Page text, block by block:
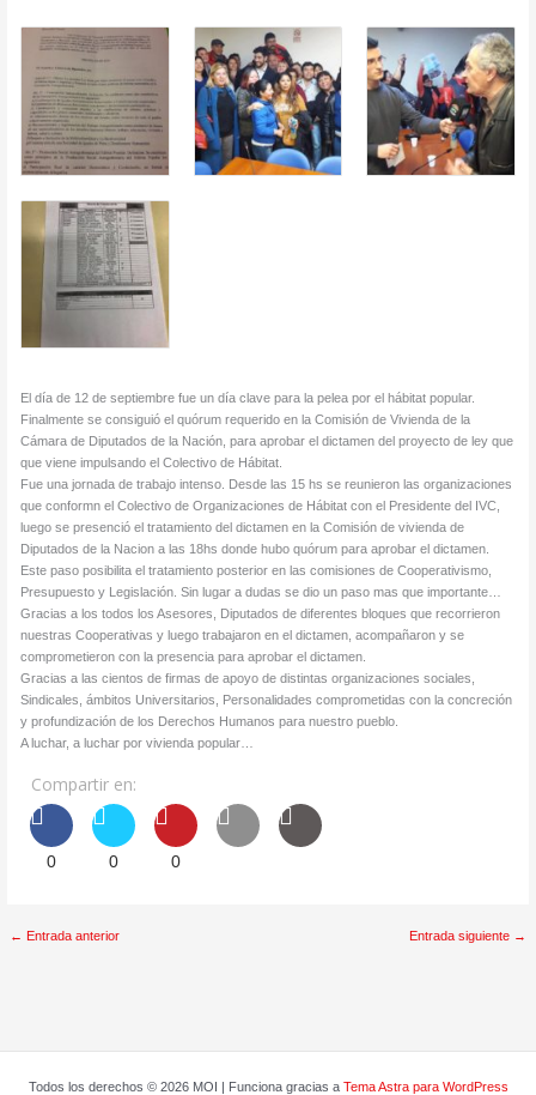
El día de 12 de septiembre fue un día clave para la pelea por el hábitat popular.
Finalmente se consiguió el quórum requerido en la Comisión de Vivienda de la
Cámara de Diputados de la Nación, para aprobar el dictamen del proyecto de ley que
que viene impulsando el Colectivo de Hábitat.
Fue una jornada de trabajo intenso. Desde las 15 hs se reunieron las organizaciones
que conformn el Colectivo de Organizaciones de Hábitat con el Presidente del IVC,
luego se presenció el tratamiento del dictamen en la Comisión de vivienda de
Diputados de la Nacion a las 18hs donde hubo quórum para aprobar el dictamen.
Este paso posibilita el tratamiento posterior en las comisiones de Cooperativismo,
Presupuesto y Legislación. Sin lugar a dudas se dio un paso mas que importante…
Gracias a los todos los Asesores, Diputados de diferentes bloques que recorrieron
nuestras Cooperativas y luego trabajaron en el dictamen, acompañaron y se
comprometieron con la presencia para aprobar el dictamen.
Gracias a las cientos de firmas de apoyo de distintas organizaciones sociales,
Sindicales, ámbitos Universitarios, Personalidades comprometidas con la concreción
y profundización de los Derechos Humanos para nuestro pueblo.
A luchar, a luchar por vivienda popular…
Compartir en:
0 0 0
← Entrada anterior Entrada siguiente →
Todos los derechos © 2026 MOI | Funciona gracias a Tema Astra para WordPress